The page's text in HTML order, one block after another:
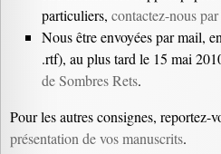
particuliers, contactez-nous
Nous être envoyées par mail,
.rtf), au plus tard le 15 mai
de Sombres Rets.
Pour les autres consignes, reportez-
présentation de vos manuscrits.